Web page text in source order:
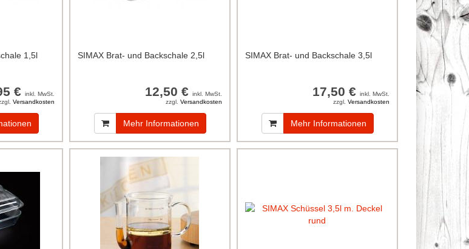
1,5l
€inkl. MwSt.
Versandkosten
SIMAX Brat- und Backschale 2,5l
12,50 €inkl. MwSt.
zzgl.Versandkosten
Mehr Informationen
SIMAX Brat- und Backschale 3,5l
17,50 € inkl. MwSt.
zzgl. Versandkosten
Mehr Informationen